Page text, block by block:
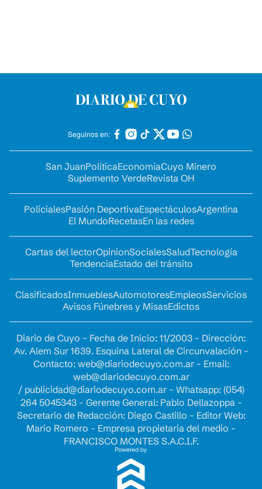
Seguinos en:
San JuanPolíticaEconomíaCuyo Minero
Suplemento VerdeRevista OH
PolicialesPasión DeportivaEspectáculosArgentina
El MundoRecetasEn las redes
Cartas del lectorOpinionSocialesSaludTecnología
TendenciaEstado del tránsito
ClasificadosInmueblesAutomotoresEmpleosServicios
Avisos Fúnebres y MisasEdictos
Diario de Cuyo - Fecha de Inicio: 11/2003 - Dirección:
Av. Alem Sur 1639. Esquina Lateral de Circunvalación -
Contacto: web@diariodecuyo.com.ar- Email:
web@diariodecuyo.com.ar
/ publicidad@diariodecuyo.com.ar- Whatsapp: (054)
264 5045343 - Gerente General: Pablo Dellazoppa -
Secretario de Redacción: Diego Castillo - Editor Web:
Mario Romero - Empresa propietaria del medio -
FRANCISCO MONTES S.A.C.I.F.